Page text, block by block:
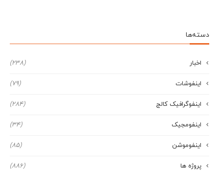
دسته‌ها
اخبار (238)
اینفوشات (79)
اینفوگرافیک کالج (284)
اینفومجیک (34)
اینفوموشن (85)
پروژه ها (886)